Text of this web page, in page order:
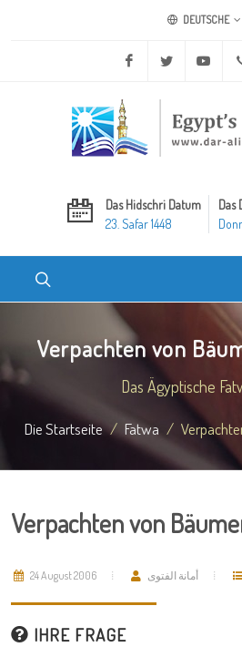
DEUTSCHE
Facebook Twitter
Das Hidschri Datum
23. Safar 1448
Das
Verpachten von
Das Ägyptische
Die Startseite Fatwa
Verpachten von
24 August 2006 أمانة الفتوى
IHRE FRAGE